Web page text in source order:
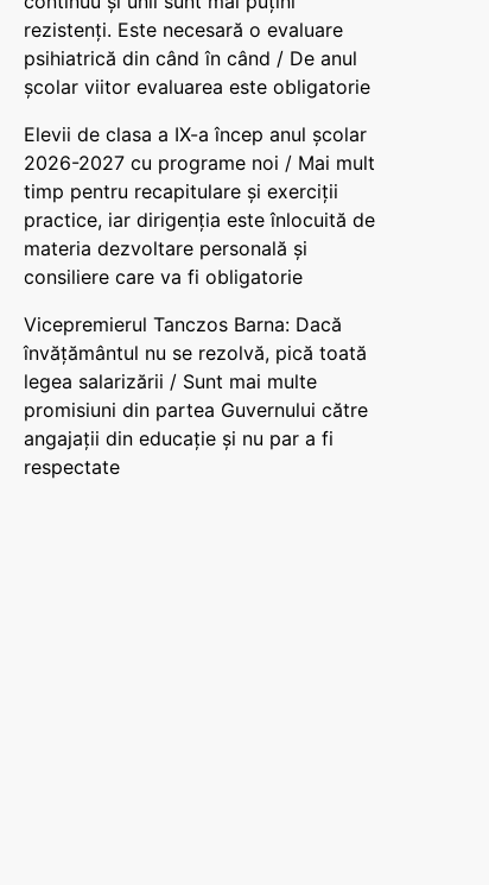
rezistenți. Este necesară o evaluare
psihiatrică din când în când / De anul
școlar viitor evaluarea este obligatorie
Elevii de clasa a IX-a încep anul școlar
2026-2027 cu programe noi / Mai mult
timp pentru recapitulare și exerciții
practice, iar dirigenția este înlocuită de
materia dezvoltare personală și
consiliere care va fi obligatorie
Vicepremierul Tanczos Barna: Dacă
învățământul nu se rezolvă, pică toată
legea salarizării / Sunt mai multe
promisiuni din partea Guvernului către
angajații din educație și nu par a fi
respectate